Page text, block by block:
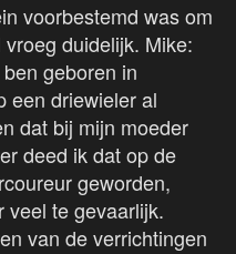
voorbestemd was om
duidelijk. Mike:
geboren in
een driewieler al
dat bij mijn moeder
deed ik dat op de
geworden,
veel te gevaarlijk.
van de verrichtingen